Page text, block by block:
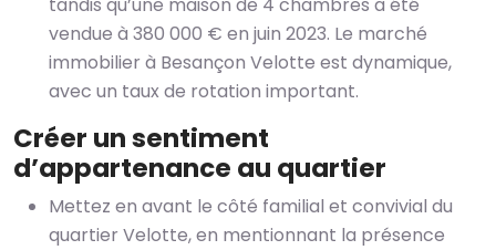
vendue à 380 000 € en juin 2023. Le marché
immobilier à Besançon Velotte est dynamique,
avec un taux de rotation important.
Créer un sentiment
d’appartenance au quartier
Mettez en avant le côté familial et convivial du
quartier Velotte, en mentionnant la présence